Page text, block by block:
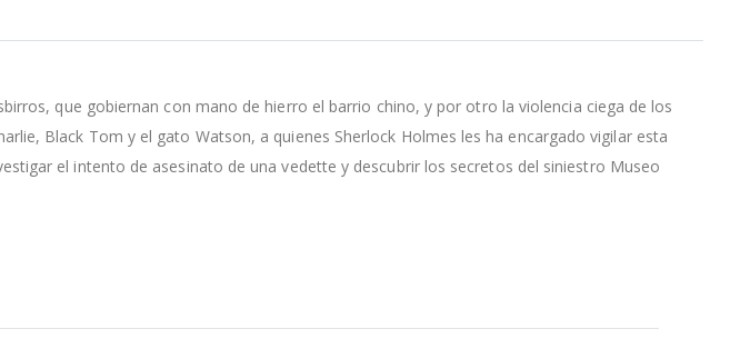
que gobiernan con mano de hierro el barrio chino, y por otro la violencia ciega de los
Black Tom y el gato Watson, a quienes Sherlock Holmes les ha encargado vigilar esta
el intento de asesinato de una vedette y descubrir los secretos del siniestro Museo